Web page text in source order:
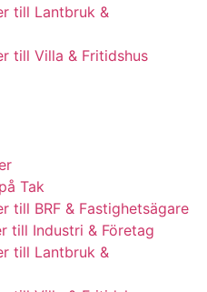
till Lantbruk &
till Villa & Fritidshus
Tak
till BRF & Fastighetsägare
till Industri & Företag
till Lantbruk &